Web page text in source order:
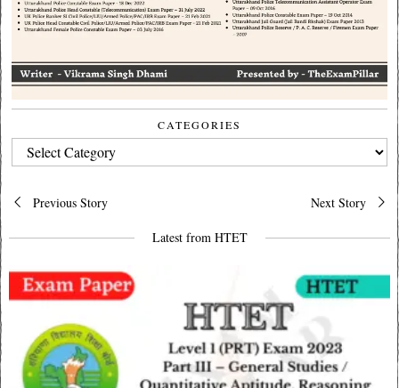
CATEGORIES
CATEGORIES
Post
navigation
Previous Story Next Story
Latest from HTET